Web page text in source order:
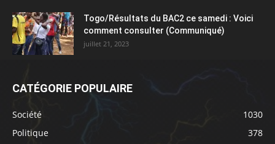
Togo/Résultats du BAC2 ce samedi : Voici
comment consulter (Communiqué)
juillet 21, 2023
CATÉGORIE POPULAIRE
Société
1030
Politique
378